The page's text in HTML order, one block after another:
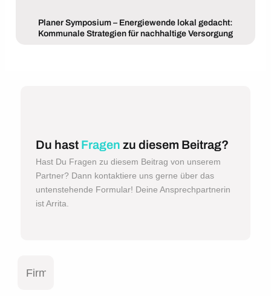
Planer Symposium – Energiewende lokal gedacht:
Kommunale Strategien für nachhaltige Versorgung
Du hast Fragen zu diesem Beitrag?
Hast Du Fragen zu diesem Beitrag von unserem
Partner? Dann kontaktiere uns gerne über das
untenstehende Formular! Deine Ansprechpartnerin
ist Arrita.